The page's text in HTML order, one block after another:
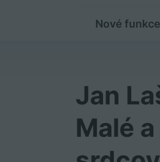
Nové
Jan
Malé